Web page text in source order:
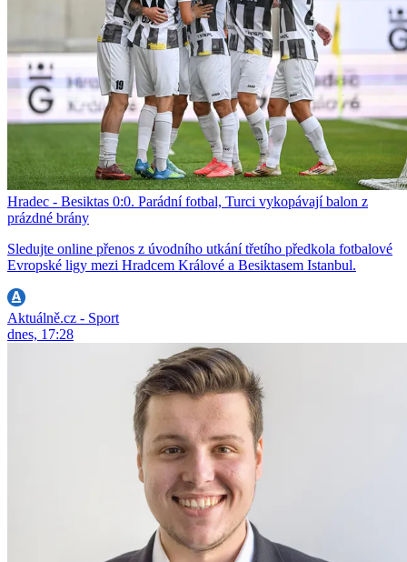
Hradec - Besiktas 0:0. Parádní fotbal, Turci vykopávají balon z
prázdné brány
Sledujte online přenos z úvodního utkání třetího předkola fotbalové
Evropské ligy mezi Hradcem Králové a Besiktasem Istanbul.
Aktuálně.cz - Sport
dnes, 17:28